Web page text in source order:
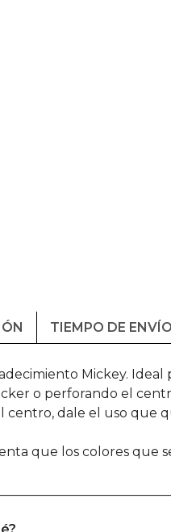
TIEMPO DE ENVÍO
Mickey. Ideal
o perforando el
centro, dale el uso que
que los colores que